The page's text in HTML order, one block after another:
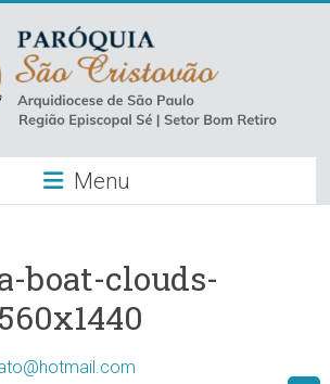
Menu
boat-clouds-